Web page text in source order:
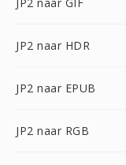
JP2 naar HDR
JP2 naar EPUB
JP2 naar RGB